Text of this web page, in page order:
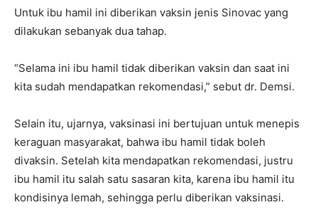
Untuk ibu hamil ini diberikan vaksin jenis Sinovac yang
dilakukan sebanyak dua tahap.
“Selama ini ibu hamil tidak diberikan vaksin dan saat ini
kita sudah mendapatkan rekomendasi,” sebut dr. Demsi.
Selain itu, ujarnya, vaksinasi ini bertujuan untuk menepis
keraguan masyarakat, bahwa ibu hamil tidak boleh
divaksin. Setelah kita mendapatkan rekomendasi, justru
ibu hamil itu salah satu sasaran kita, karena ibu hamil itu
kondisinya lemah, sehingga perlu diberikan vaksinasi.